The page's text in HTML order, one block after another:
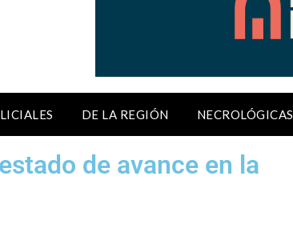
DE LA REGIÓN NECROLÓGICAS
de avance en la